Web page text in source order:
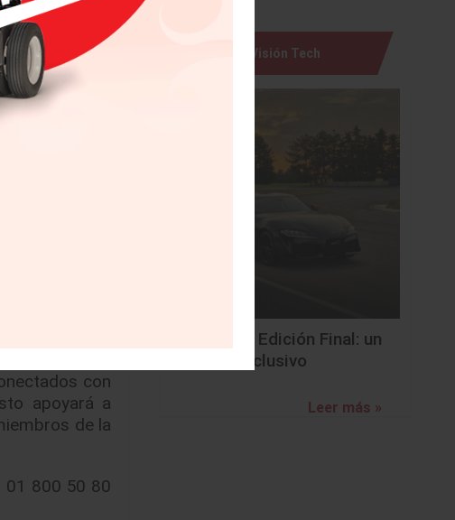
Motors
único en la
que
servicios de
* Facilitar
con las
de su
3GB de
con
apoyará a
de la
01 800 50 80
Visión Tech
BMW Z4 Edición Final: un
adiós exclusivo
Leer más »